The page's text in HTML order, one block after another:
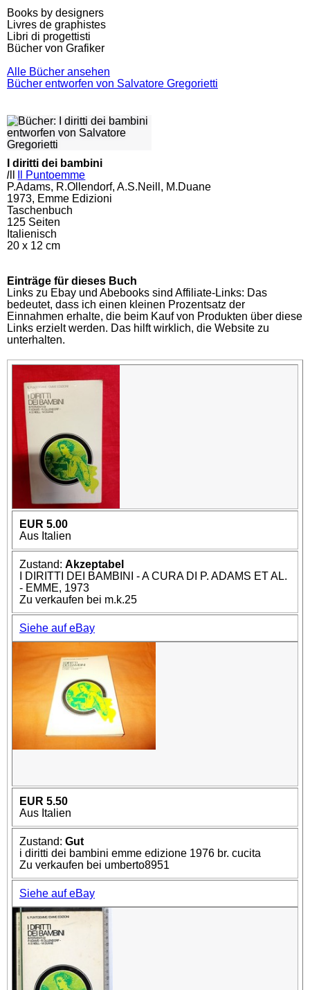
Books by designers
Livres de graphistes
Libri di progettisti
Bücher von Grafiker
Alle Bücher ansehen
Bücher entworfen von Salvatore Gregorietti
I diritti dei bambini
l
Il Puntoemme
P.Adams, R.Ollendorf, A.S.Neill, M.Duane
1973, Emme Edizioni
Taschenbuch
125 Seiten
Italienisch
20 x 12 cm
Einträge für dieses Buch
Links zu Ebay und Abebooks sind Affiliate-Links: Das
bedeutet, dass ich einen kleinen Prozentsatz der
Einnahmen erhalte, die beim Kauf von Produkten über diese
Links erzielt werden. Das hilft wirklich, die Website zu
unterhalten.
EUR 5.00
Aus Italien
Zustand: Akzeptabel
I DIRITTI DEI BAMBINI - A CURA DI P. ADAMS ET AL.
- EMME, 1973
Zu verkaufen bei m.k.25
Siehe auf eBay
EUR 5.50
Aus Italien
Zustand: Gut
i diritti dei bambini emme edizione 1976 br. cucita
Zu verkaufen bei umberto8951
Siehe auf eBay